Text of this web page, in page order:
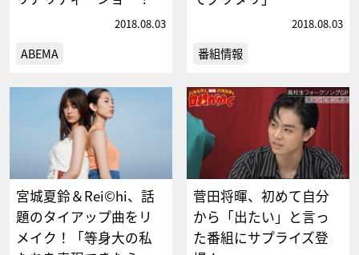
2018.08.03
ABEMA
2018.08.03
番組情報
宮城夏鈴＆Rei©hi、話
題のタイアップ曲をリ
メイク！「等身大の私
菅田将暉、初めて自分
から「出たい」と言っ
た番組にサプライズ登